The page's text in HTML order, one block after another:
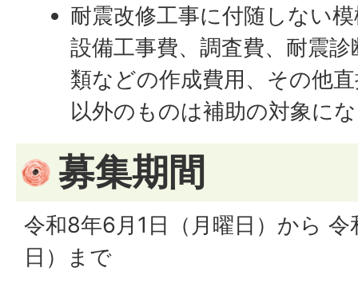
耐震改修工事に付随しない
設備工事費、調査費、耐震
類などの作成費用、その他
以外のものは補助の対象に
募集期間
令和8年6月1日（月曜日）から
日）まで